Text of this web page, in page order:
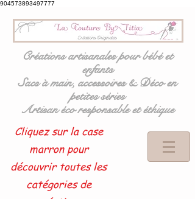
904573893497777
Créations artisanales pour bébé et
enfants
Sacs à main, accessoires & Déco en
petites séries
Artisan éco responsable et éthique
Cliquez sur la case
marron pour
découvrir toutes les
catégories de